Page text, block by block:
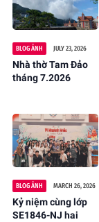
BLOG ẢNH JULY 23, 2026
Nhà thờ Tam Đảo
tháng 7.2026
BLOG ẢNH MARCH 26, 2026
Kỷ niệm cùng lớp
SE1846-NJ hai